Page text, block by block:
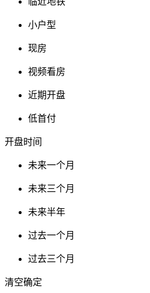
小户型
现房
视频看房
近期开盘
低首付
开盘时间
未来一个月
未来三个月
未来半年
过去一个月
过去三个月
清空确定